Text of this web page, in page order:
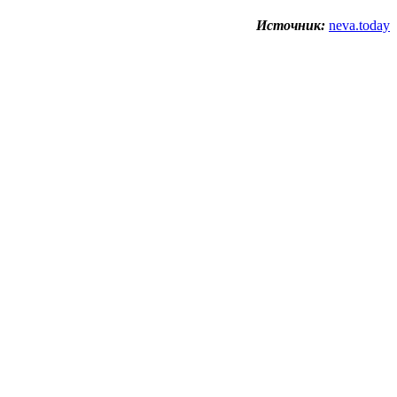
Источник: neva.today